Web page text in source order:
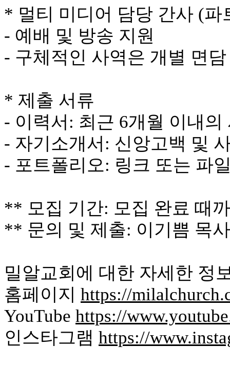
성
구
심
절
e
뉴
스
신
규
노
제
휴
* 멀티 미디어 담당 간사 (파
- 예배 및 방송 지원
- 구체적인 사역은 개별 면
* 제출 서류
- 이력서: 최근 6개월 이내의
- 자기소개서: 신앙고백 및
- 포트폴리오: 링크 또는 파
** 모집 기간: 모집 완료 때
** 문의 및 제출: 이기쁨 목
밀알교회에 대한 자세한 정
홈페이지 https://
YouTube https://
인스타그램 https://